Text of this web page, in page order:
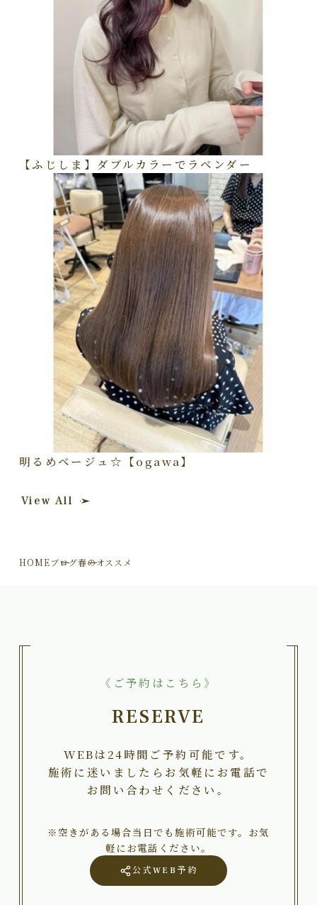
【ふじしま】ダブルカラーでラベンダー
明るめベージュ☆【ogawa】
View All
HOMEブログ春のオススメ
《ご予約はこちら》
RESERVE
WEBは24時間ご予約可能です。
施術に迷いましたらお気軽にお電話で
お問い合わせください。
※空きがある場合当日でも施術可能です。お気
軽にお電話ください。
公式WEB予約